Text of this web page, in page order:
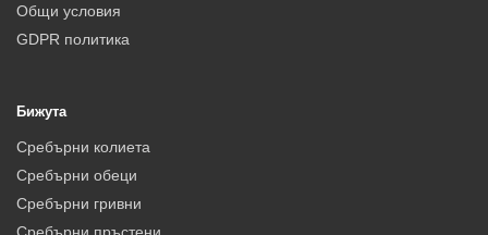
Общи условия
GDPR политика
Бижута
Сребърни колиета
Сребърни обеци
Сребърни гривни